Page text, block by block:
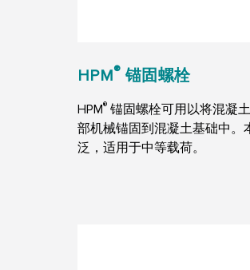
HPM® 锚固螺栓
HPM® 锚固螺栓可用以将混凝
部机械锚固到混凝土基础中。
泛，适用于中等载荷。